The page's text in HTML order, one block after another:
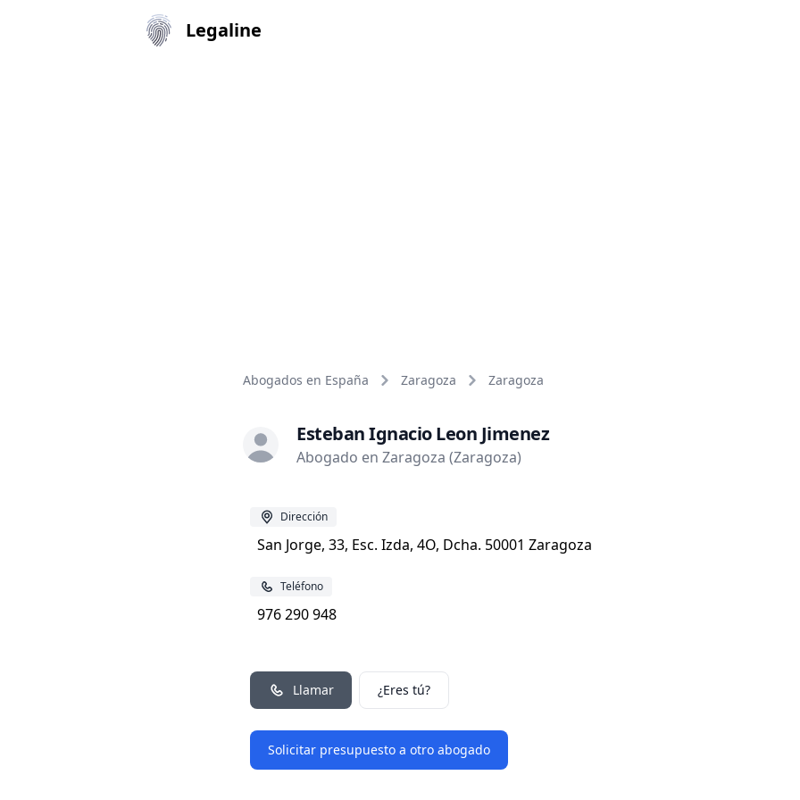
Legaline
Abogados en España Zaragoza Zaragoza
Esteban Ignacio Leon Jimenez
Abogado en Zaragoza (Zaragoza)
Dirección
San Jorge, 33, Esc. Izda, 4O, Dcha. 50001 Zaragoza
Teléfono
976 290 948
Llamar ¿Eres tú?
Solicitar presupuesto a otro abogado